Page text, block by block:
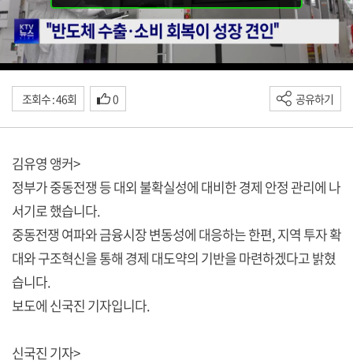
조회수 : 46회 0 공유하기
김유영 앵커>
정부가 중동전쟁 등 대외 불확실성에 대비한 경제 안정 관리에 나
서기로 했습니다.
중동전쟁 여파와 금융시장 변동성에 대응하는 한편, 지역 투자 확
대와 구조혁신을 통해 경제 대도약의 기반을 마련하겠다고 밝혔
습니다.
보도에 신국진 기자입니다.
신국진 기자>